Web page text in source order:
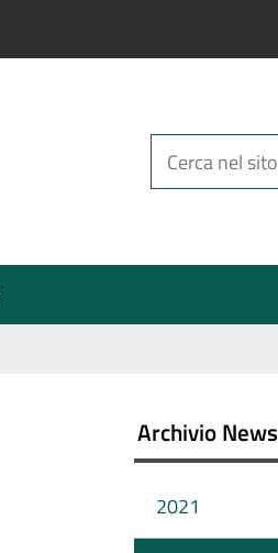
Archivio News
2021